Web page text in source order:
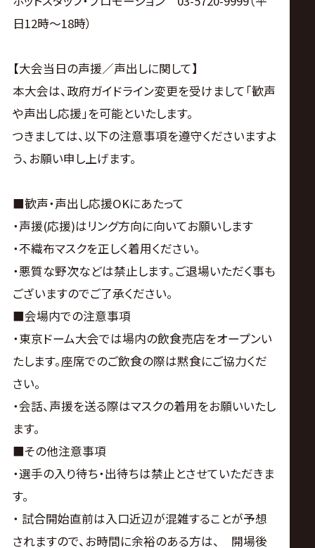
日12時～18時）
【大会当日の声援／声出しに関して】
本大会は、政府ガイドライン変更を受けまして「歓声
や声出し応援」を可能といたします。
つきましては、以下の注意事項を遵守くださいますよ
う、お願い申し上げます。
■歓声・声出し応援OKにあたって
・声援(応援)はリング方向に向いてお願いします
・不織布マスクを正しく着用ください。
・悪質な野次などは禁止します。ご退場いただく事も
ございますのでご了承ください。
■会場内での注意事項
・東京ドーム大会では場内の飲食売店をオープンい
たします。座席でのご飲食の際は黙食にご協力くだ
さい。
・会話、声援を送る際はマスクの着用をお願いいたし
ます。
■その他注意事項
・選手の入り待ち・出待ちは禁止とさせていただきま
す。
・ 試合開始直前は入口近辺が混雑することが予想
されますので、お時間に余裕のある方は、 開場後